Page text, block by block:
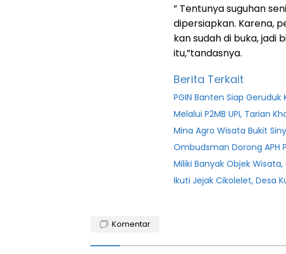
” Tentunya suguhan
dipersiapkan. Karena,
kan sudah di buka, jadi
itu,”tandasnya.
Berita Terkait
PGIN Banten Siap Geruduk
Melalui P2MB UPI, Tarian
Mina Agro Wisata Bukit
Ombudsman Dorong APH
Miliki Banyak Objek
Ikuti Jejak Cikolelet, Desa
Dpr
Komentar